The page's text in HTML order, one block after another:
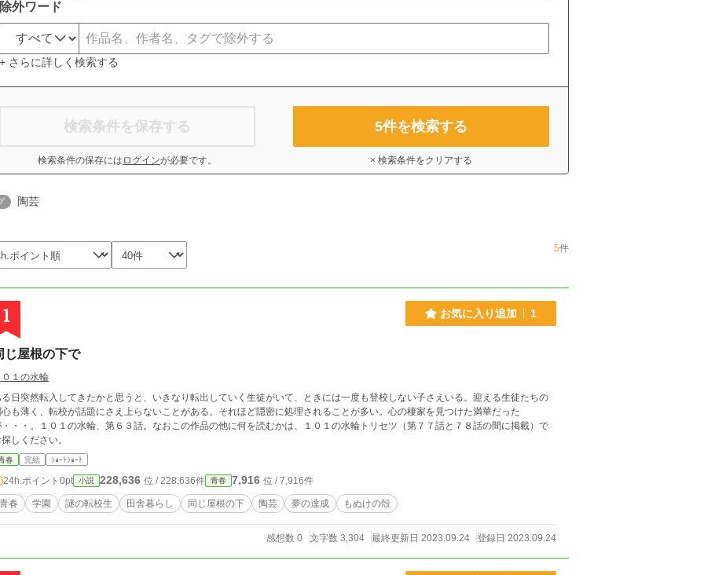
除外ワード
+ さらに詳しく検索する
検索条件を保存する
検索条件の保存には ログインが必要です。
5件を検索する
× 検索条件をクリアする
陶芸
5件
1 お気に入り追加 1
じ屋根の下で
１の水輪
日突然転入してきたかと思うと、いきなり転出していく生徒がいて、ときには一度も登校しない子さえいる。迎える生徒たちの
も薄く、転校が話題にさえ上らないことがある。それほど隠密に処理されることが多い。心の棲家を見つけた満華だった
・・。１０１の水輪、第６３話。なおこの作品の他に何を読むかは、１０１の水輪トリセツ（第７７話と７８話の間に掲載）で
しください。
春 完結 ｼｮｰﾄｼｮｰﾄ
24h.ポイント 0pt 小説 228,636 位 / 228,636件 青春 7,916 位 / 7,916件
青春 学園 謎の転校生 田舎暮らし 同じ屋根の下 陶芸 夢の達成 もぬけの殻
感想数 0 文字数 3,304 最終更新日 2023.09.24 登録日 2023.09.24